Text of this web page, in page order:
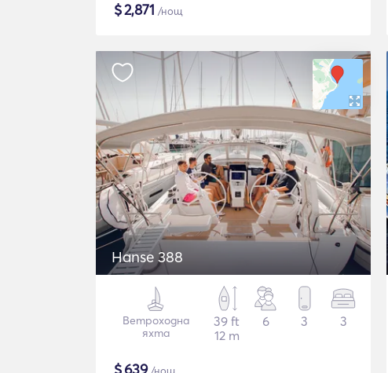
$2,871 /нощ
Hanse 388
Ветроходна
яхта
39 ft
12 m
6 3 3